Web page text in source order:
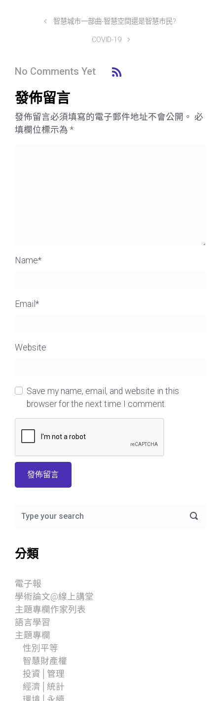
智慧城市一部曲-智慧空間還是智慧市民?
COVID-19
No Comments Yet
發佈留言
發佈留言必須填寫的電子郵件地址不會公開。 必
填欄位標示為 *
Name*
Email *
Website
Save my name, email, and website in this
browser for the next time I comment.
分類
電子報
學術論文@線上講堂
主題專欄作家列表
語言學習
主題專欄
性別平等
智慧財產權
投資│管理
經濟│統計